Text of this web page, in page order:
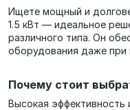
Ищете мощный и
1.5 кВт — идеальное
различного типа. Он
оборудования даже при
Почему стоит
Высокая эффективность